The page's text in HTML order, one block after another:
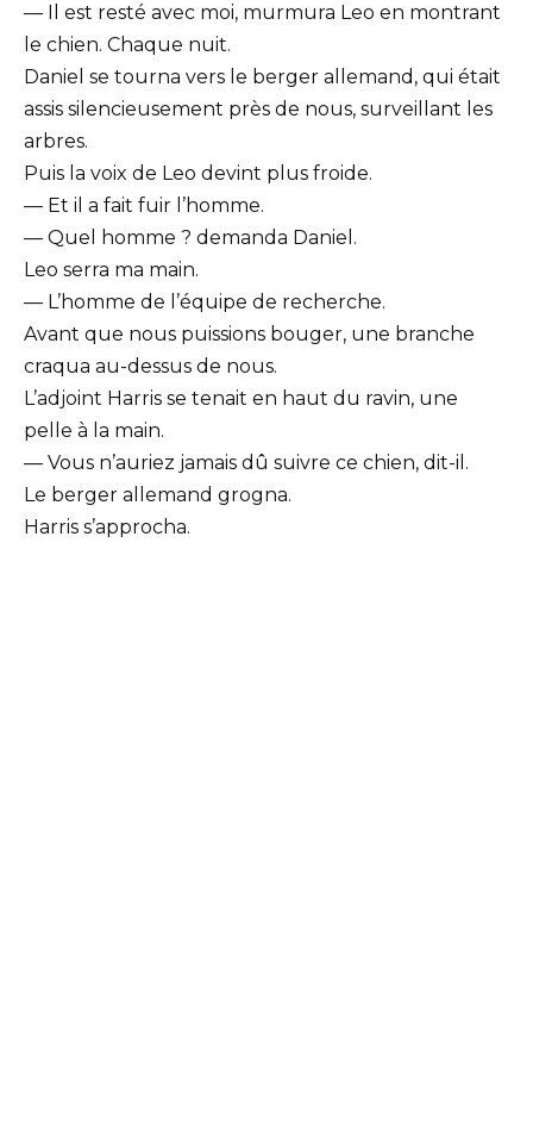
— Il est resté avec moi, murmura Leo en montrant
le chien. Chaque nuit.
Daniel se tourna vers le berger allemand, qui était
assis silencieusement près de nous, surveillant les
arbres.
Puis la voix de Leo devint plus froide.
— Et il a fait fuir l’homme.
— Quel homme ? demanda Daniel.
Leo serra ma main.
— L’homme de l’équipe de recherche.
Avant que nous puissions bouger, une branche
craqua au-dessus de nous.
L’adjoint Harris se tenait en haut du ravin, une
pelle à la main.
— Vous n’auriez jamais dû suivre ce chien, dit-il.
Le berger allemand grogna.
Harris s’approcha.